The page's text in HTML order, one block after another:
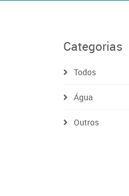
Categorias
Todos
Água
Outros